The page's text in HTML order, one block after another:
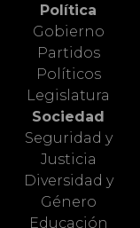
Política
Gobierno
Partidos
Políticos
Legislatura
Sociedad
Seguridad y
Justicia
Diversidad y
Género
Educación